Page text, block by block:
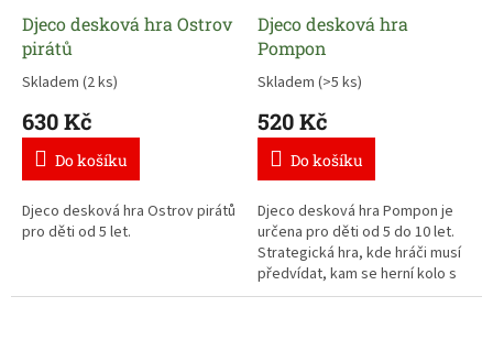
Djeco desková hra Ostrov
pirátů
Skladem (2 ks)
630 Kč
Do košíku
Djeco desková hra Ostrov pirátů
pro děti od 5 let.
Djeco desková hra
Pompon
Skladem (>5 ks)
520 Kč
Do košíku
Djeco desková hra Pompon je
určena pro děti od 5 do 10 let.
Strategická hra, kde hráči musí
předvídat, kam se herní kolo s
kolotočem asi posune.